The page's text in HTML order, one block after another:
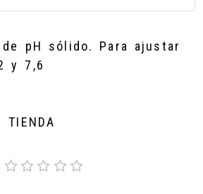
pH sólido. Para ajustar
y 7,6
TIENDA